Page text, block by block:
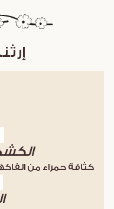
كثافة حمراء من